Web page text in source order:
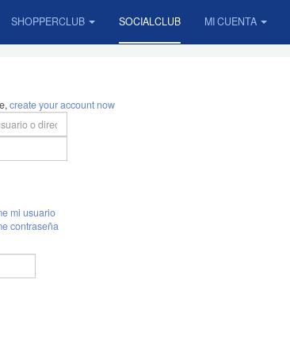
SHOPPERCLUB SOCIALCLUB MI CUENTA
create your account now
mi usuario
contraseña